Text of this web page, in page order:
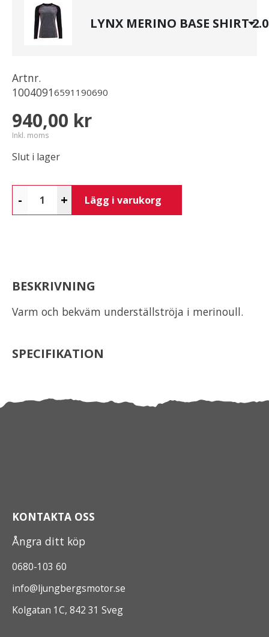
LYNX MERINO BASE SHIRT
Artnr.
10040916591190690
940,00 kr
Inkl. moms
Slut i lager
- + Lägg i varukorg
BESKRIVNING
Varm och bekväm underställströja i merinoull.
SPECIFIKATION
KONTAKTA OSS
Ångra ditt köp
0680-103 60
info@ljungbergsmotor.se
Kolgatan 1C, 842 31 Sveg